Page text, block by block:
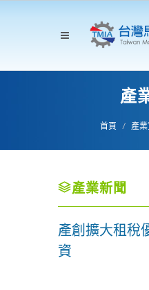
產
首頁 產
產業新聞
產創擴大租稅
資